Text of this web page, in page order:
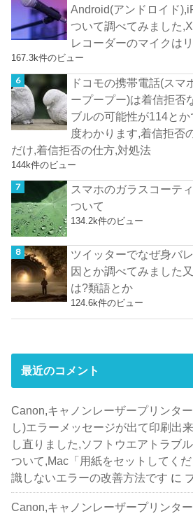
Android(アンドロイド
ついて調べてみました
レコーダーのマイクは
167.3k件のビュー
ドコモの携帯電話(スマ
ープープー)は着信拒否
ブルの可能性が114と
度わかります,着信拒否
だけ,着信拒否の仕方,対処法
144k件のビュー
スマホのガラスコーテ
ついて
134.2k件のビュー
ツイッターでなぜ身バ
因とか調べてみました
は?類語とか
124.6k件のビュー
最近のコメント
Canon,キャノンレーザープリンタ
し)エラーメッセージが出て印刷出
し直りました,ソフトウエアトラブ
ついて,Mac「用紙をセットしてく
識しないエラーの改善方法です に
Canon,キャノンレーザープリンタ